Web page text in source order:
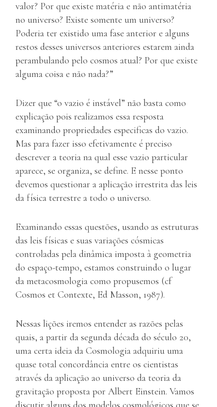
valor? Por que existe matéria e não antimatéria
no universo? Existe somente um universo?
Poderia ter existido uma fase anterior e alguns
restos desses universos anteriores estarem ainda
perambulando pelo cosmos atual? Por que existe
alguma coisa e não nada?”
Dizer que “o vazio é instável” não basta como
explicação pois realizamos essa resposta
examinando propriedades especificas do vazio.
Mas para fazer isso efetivamente é preciso
descrever a teoria na qual esse vazio particular
aparece, se organiza, se define. E nesse ponto
devemos questionar a aplicação irrestrita das leis
da física terrestre a todo o universo.
Examinando essas questões, usando as estruturas
das leis físicas e suas variações cósmicas
controladas pela dinâmica imposta à geometria
do espaço-tempo, estamos construindo o lugar
da metacosmologia como propusemos (cf
Cosmos et Contexte, Ed Masson, 1987).
Nessas lições iremos entender as razões pelas
quais, a partir da segunda década do século 20,
uma certa ideia da Cosmologia adquiriu uma
quase total concordância entre os cientistas
através da aplicação ao universo da teoria da
gravitação proposta por Albert Einstein. Vamos